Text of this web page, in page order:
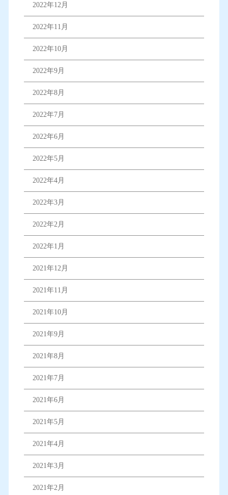
2022年12月
2022年11月
2022年10月
2022年9月
2022年8月
2022年7月
2022年6月
2022年5月
2022年4月
2022年3月
2022年2月
2022年1月
2021年12月
2021年11月
2021年10月
2021年9月
2021年8月
2021年7月
2021年6月
2021年5月
2021年4月
2021年3月
2021年2月